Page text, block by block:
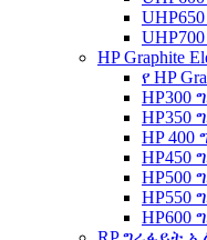
HP Graphite
የ HP
HP300
HP350
HP
HP500
HP550
HP600